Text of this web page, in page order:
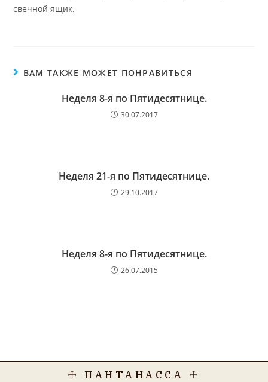
свечной ящик.
ВАМ ТАКЖЕ МОЖЕТ ПОНРАВИТЬСЯ
Неделя 8-я по Пятидесятнице.
30.07.2017
Неделя 21-я по Пятидесятнице.
29.10.2017
Неделя 8-я по Пятидесятнице.
26.07.2015
☩ ПАНТАНАССА ☩